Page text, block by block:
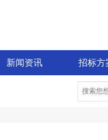
新闻资讯 招标方